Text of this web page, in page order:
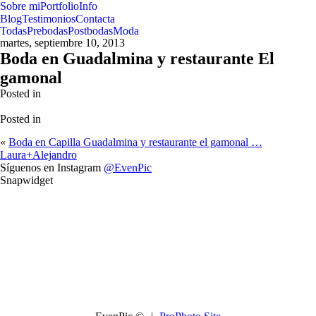
Sobre miPortfolioInfo
BlogTestimoniosContacta
TodasPrebodasPostbodasModa
martes, septiembre 10, 2013
Boda en Guadalmina y restaurante El
gamonal
Posted in
Posted in
« Boda en Capilla Guadalmina y restaurante el gamonal …
Laura+Alejandro
Síguenos en Instagram @EvenPic
Snapwidget